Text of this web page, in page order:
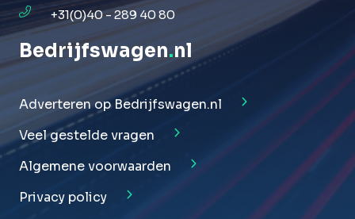
+31(0)40 - 289 40 80
Bedrijfswagen.nl
Adverteren op Bedrijfswagen.nl
Veel gestelde vragen
Algemene voorwaarden
Privacy policy